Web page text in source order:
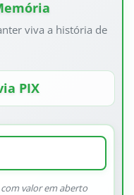
viva a história de
PIX
valor em aberto